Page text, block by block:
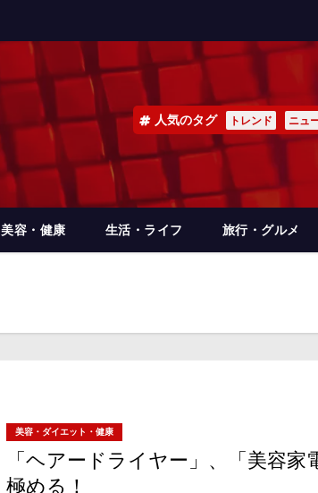
人気のタグ トレンド ニュ
美容・健康 生活・ライフ 旅行・グルメ
美容・ダイエット・健康
「ヘアードライヤー」、「美容家
極める！